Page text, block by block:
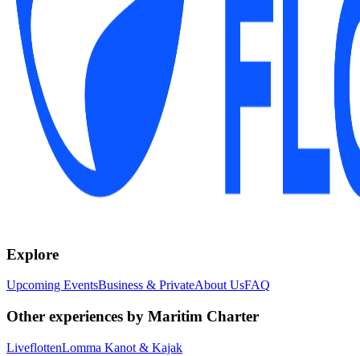
Explore
Upcoming EventsBusiness & PrivateAbout UsFAQ
Other experiences by Maritim Charter
LiveflottenLomma Kanot & Kajak